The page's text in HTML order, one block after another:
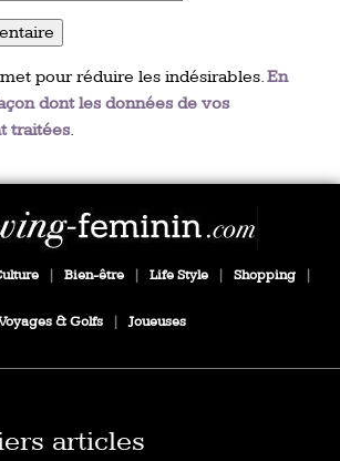
pour réduire les indésirables.En
dont les données de vos
traitées.
Bien-être Life Style Shopping
& Golfs Joueuses
articles